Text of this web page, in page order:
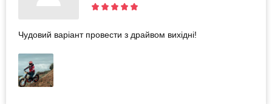
Чудовий варіант провести з драйвом вихідні!